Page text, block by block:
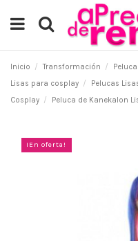
Inicio Transformación
Lisas para cosplay
Pelucas
Cosplay
Peluca de Kanekalon
¡En oferta!